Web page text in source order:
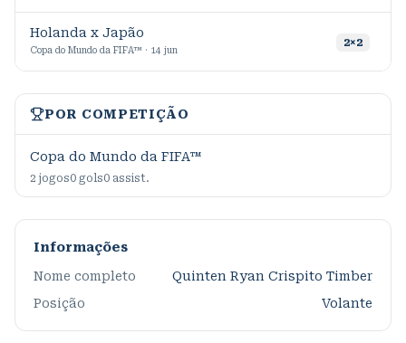
Holanda x Japão
Copa do Mundo da FIFA™ · 14 jun
2×2
POR COMPETIÇÃO
Copa do Mundo da FIFA™
2 jogos0 gols0 assist.
Informações
Nome completo
Quinten Ryan Crispito Timber
Posição
Volante